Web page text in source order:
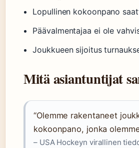
Lopullinen kokoonpano
Päävalmentajaa ei ole
Joukkueen sijoitus
Mitä asiantuntijat
“Olemme rakentaneet
kokoonpano, jonka
– USA Hockeyn virallinen